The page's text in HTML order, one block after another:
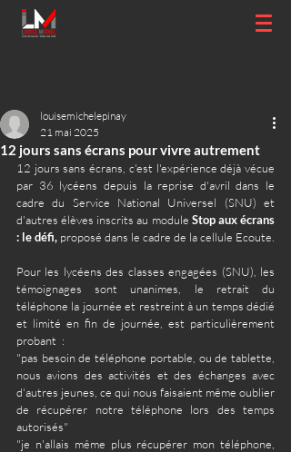
12 jours sans écrans pour vivre autrement
louisemichelepinay
21 mai 2025
12 jours sans écrans, c'est l'expérience déjà vécue
par 36 lycéens depuis la reprise d'avril dans le
cadre du Service National Universel (SNU) et
d'autres élèves inscrits au module Stop aux écrans
: le défi, proposé dans le cadre de la cellule Ecoute.
Pour les lycéens des classes engagées (SNU), les
témoignages sont unanimes, le retrait du
téléphone la journée et restreint à un temps dédié
et limité en fin de journée, est particulièrement
probant  :
"pas besoin de téléphone portable, ou de tablette,
nous avions des activités et des échanges avec
d'autres jeunes, ce qui nous faisaient même oublier
de récupérer notre téléphone lors des temps
autorisés"
"je n'allais même plus récupérer mon téléphone,